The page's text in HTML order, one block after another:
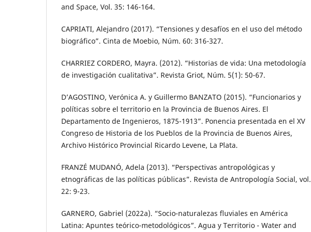
and Space, Vol. 35: 146-164.
CAPRIATI, Alejandro (2017). “Tensiones y desafíos en el uso del método
biográfico”. Cinta de Moebio, Núm. 60: 316-327.
CHARRIEZ CORDERO, Mayra. (2012). “Historias de vida: Una metodología
de investigación cualitativa”. Revista Griot, Núm. 5(1): 50-67.
D’AGOSTINO, Verónica A. y Guillermo BANZATO (2015). “Funcionarios y
políticas sobre el territorio en la Provincia de Buenos Aires. El
Departamento de Ingenieros, 1875-1913”. Ponencia presentada en el XV
Congreso de Historia de los Pueblos de la Provincia de Buenos Aires,
Archivo Histórico Provincial Ricardo Levene, La Plata.
FRANZÉ MUDANÓ, Adela (2013). “Perspectivas antropológicas y
etnográficas de las políticas públicas”. Revista de Antropología Social, vol.
22: 9-23.
GARNERO, Gabriel (2022a). “Socio-naturalezas fluviales en América
Latina: Apuntes teórico-metodológicos”. Agua y Territorio - Water and